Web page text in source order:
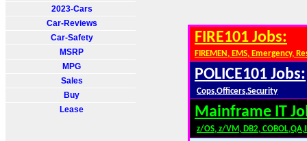
2023-Cars
Car-Reviews
Car-Safety
MSRP
MPG
Sales
Buy
Lease
FIRE101 Jobs:
FIREMEN, EMS, Emergency,
POLICE101 Jobs:
Cops,Officers,Security
Mainframe IT
z/OS, z/VM, DB2,